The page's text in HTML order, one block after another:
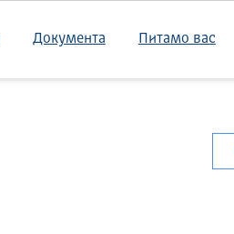
Документа Питамо вас